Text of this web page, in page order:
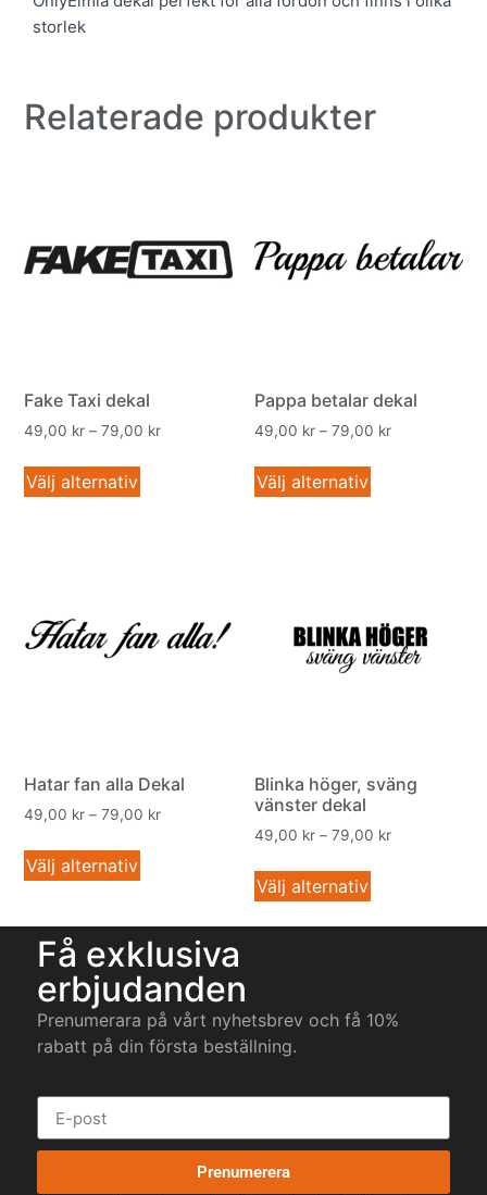
storlek
Relaterade produkter
Fake Taxi dekal
49,00 kr – 79,00 kr
Välj alternativ
Pappa betalar dekal
49,00 kr – 79,00 kr
Välj alternativ
Hatar fan alla Dekal
49,00 kr – 79,00 kr
Välj alternativ
Blinka höger, sväng
vänster dekal
49,00 kr – 79,00 kr
Välj alternativ
Få exklusiva
erbjudanden
Prenumerara på vårt nyhetsbrev och få 10%
rabatt på din första beställning.
Prenumerera